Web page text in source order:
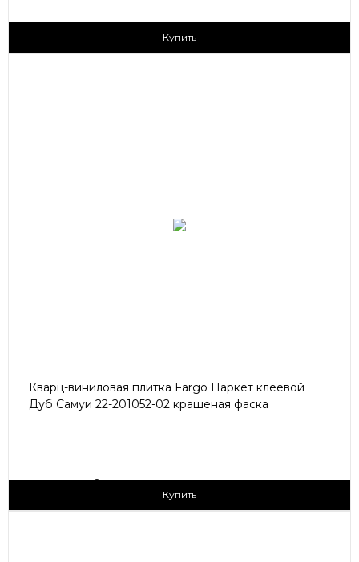
2
Купить
Кварц-виниловая плитка Fargo Паркет клеевой
Дуб Самуи 22-201052-02 крашеная фаска
2
Купить